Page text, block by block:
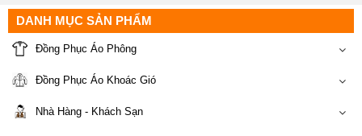
DANH MỤC SẢN PHẨM
Đồng Phục Áo Phông
Đồng Phục Áo Khoác Gió
Nhà Hàng - Khách Sạn